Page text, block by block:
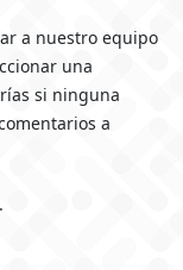
a nuestro equipo
una
si ninguna
a